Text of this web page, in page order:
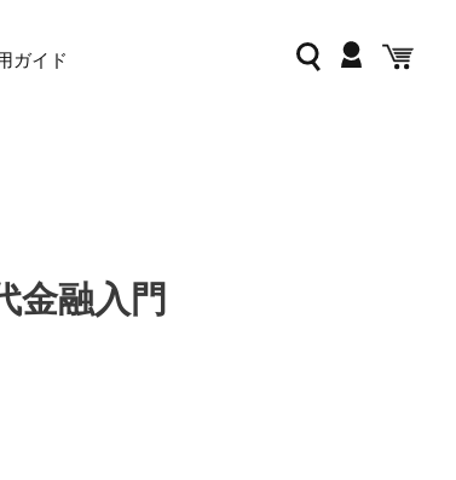
ガイド 検索 ログインカー
金融入門